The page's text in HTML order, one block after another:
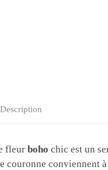
Description
fleurboho chic est un
couronne conviennent